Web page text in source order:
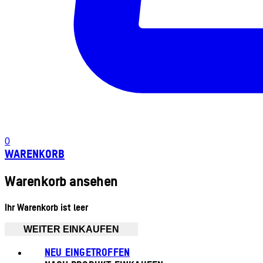
0
WARENKORB
Warenkorb ansehen
Ihr Warenkorb ist leer
WEITER EINKAUFEN
NEU EINGETROFFEN